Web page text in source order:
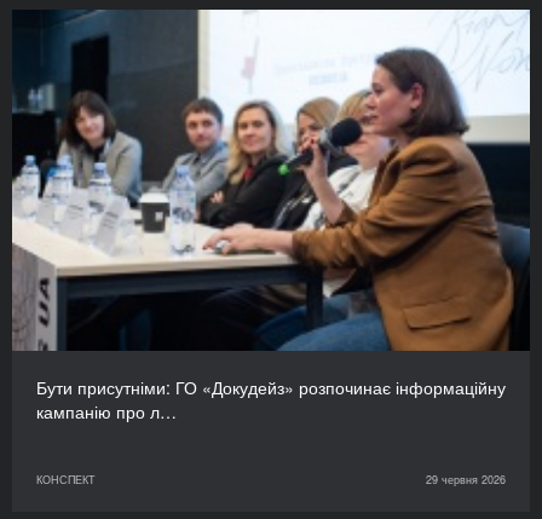
Бути присутніми: ГО «Докудейз» розпочинає інформаційну
кампанію про л…
КОНСПЕКТ 29 червня 2026